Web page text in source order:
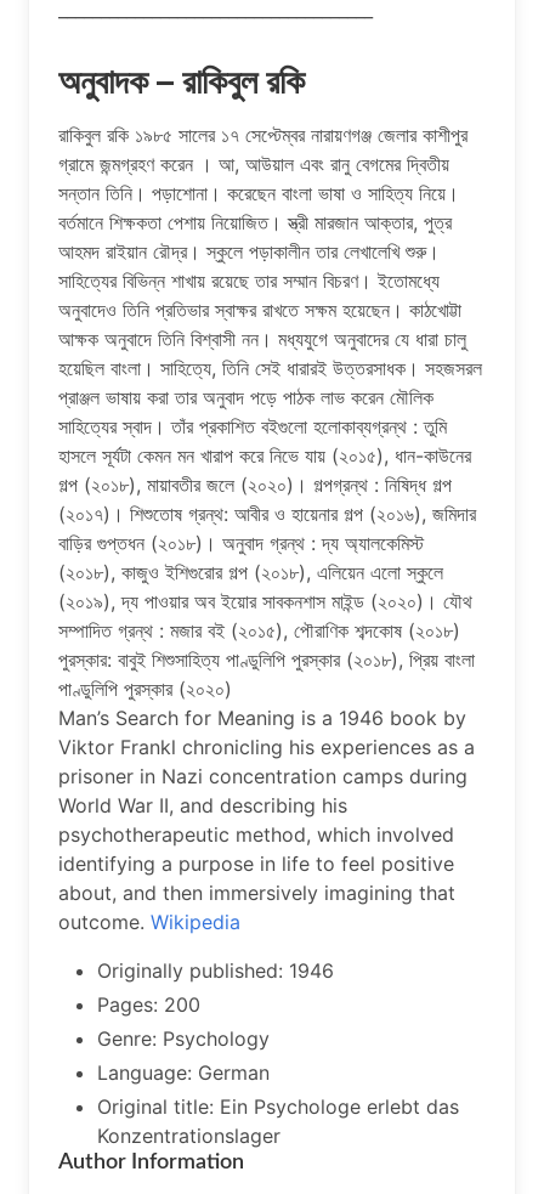
অনুবাদক – রাকিবুল রকি
রাকিবুল রকি ১৯৮৫ সালের ১৭ সেপ্টেম্বর নারায়ণগঞ্জ জেলার কাশীপুর
গ্রামে জন্মগ্রহণ করেন । আ, আউয়াল এবং রানু বেগমের দ্বিতীয়
সন্তান তিনি। পড়াশােনা। করেছেন বাংলা ভাষা ও সাহিত্য নিয়ে।
বর্তমানে শিক্ষকতা পেশায় নিয়ােজিত। স্ত্রী মারজান আক্তার, পুত্র
আহমদ রাইয়ান রৌদ্র। স্কুলে পড়াকালীন তার লেখালেখি শুরু।
সাহিত্যের বিভিন্ন শাখায় রয়েছে তার সম্মান বিচরণ। ইতােমধ্যে
অনুবাদেও তিনি প্রতিভার স্বাক্ষর রাখতে সক্ষম হয়েছেন। কাঠখোট্টা
আক্ষক অনুবাদে তিনি বিশ্বাসী নন। মধ্যযুগে অনুবাদের যে ধারা চালু
হয়েছিল বাংলা। সাহিত্যে, তিনি সেই ধারারই উত্তরসাধক। সহজসরল
প্রাঞ্জল ভাষায় করা তার অনুবাদ পড়ে পাঠক লাভ করেন মৌলিক
সাহিত্যের স্বাদ। তাঁর প্রকাশিত বইগুলাে হলােকাব্যগ্রন্থ : তুমি
হাসলে সূর্যটা কেমন মন খারাপ করে নিভে যায় (২০১৫), ধান-কাউনের
গল্প (২০১৮), মায়াবতীর জলে (২০২০)। গল্পগ্রন্থ : নিষিদ্ধ গল্প
(২০১৭)। শিশুতােষ গ্রন্থ: আবীর ও হায়েনার গল্প (২০১৬), জমিদার
বাড়ির গুপ্তধন (২০১৮)। অনুবাদ গ্রন্থ : দ্য অ্যালকেমিস্ট
(২০১৮), কাজুও ইশিগুরাের গল্প (২০১৮), এলিয়েন এলাে স্কুলে
(২০১৯), দ্য পাওয়ার অব ইয়াের সাবকনশাস মাইন্ড (২০২০)। যৌথ
সম্পাদিত গ্রন্থ : মজার বই (২০১৫), পৌরাণিক শব্দকোষ (২০১৮)
পুরস্কার: বাবুই শিশুসাহিত্য পাণ্ডুলিপি পুরস্কার (২০১৮), প্রিয় বাংলা
পাণ্ডুলিপি পুরস্কার (২০২০)
Man’s Search for Meaning is a 1946 book by
Viktor Frankl chronicling his experiences as a
prisoner in Nazi concentration camps during
World War II, and describing his
psychotherapeutic method, which involved
identifying a purpose in life to feel positive
about, and then immersively imagining that
outcome. Wikipedia
Originally published: 1946
Pages: 200
Genre: Psychology
Language: German
Original title: Ein Psychologe erlebt das
Konzentrationslager
Author Information